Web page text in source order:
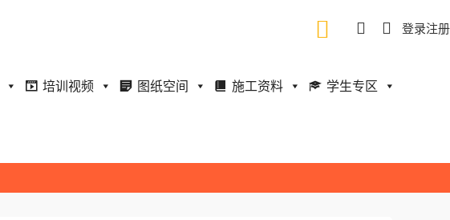
登录注册
培训视频 图纸空间 施工资料 学生专区